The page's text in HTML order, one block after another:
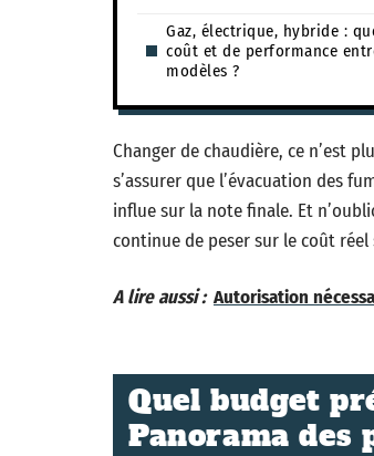
Gaz, électrique, hybride :
coût et de performance
modèles ?
Changer de chaudière, ce n’est
s’assurer que l’évacuation des
influe sur la note finale. Et
continue de peser sur le coût
A lire aussi : Autorisation
Quel budget
Panorama